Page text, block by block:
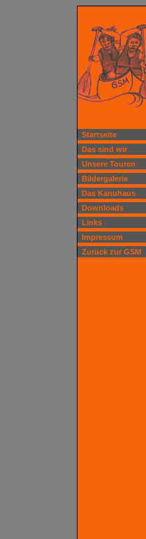
Startseite
Das sind wir
Unsere Touren
Bildergalerie
Das Kanuhaus
Downloads
Links
Impressum
Zurück zur GSM